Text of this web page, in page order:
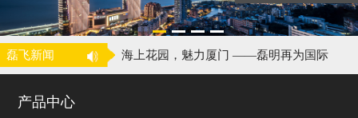
磊飞新闻
飞利浦照明收购中国城市景观照明企业
磊明
喜讯！磊明荣获中照奖二等奖！
海上花园，魅力厦门 ——磊明再为国际
产品中心